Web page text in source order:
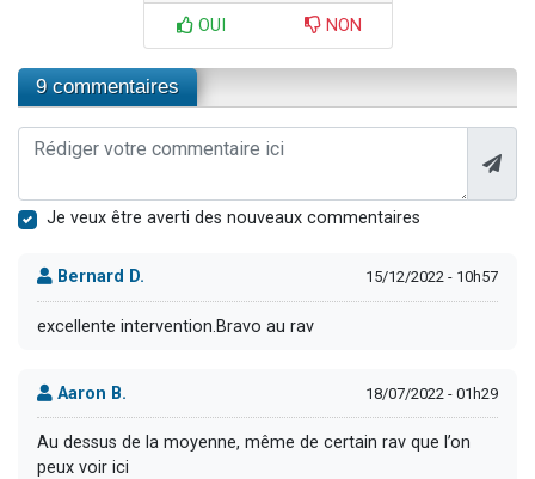
OUI NON
9 commentaires
Je veux être averti des nouveaux commentaires
Bernard D. 15/12/2022 - 10h57
excellente intervention.Bravo au rav
Aaron B. 18/07/2022 - 01h29
Au dessus de la moyenne, même de certain rav que l’on
peux voir ici